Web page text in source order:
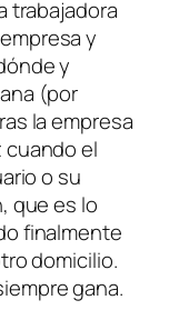
trabajadora
y
y
(por
la empresa
cuando el
o su
que es lo
finalmente
domicilio.
gana.